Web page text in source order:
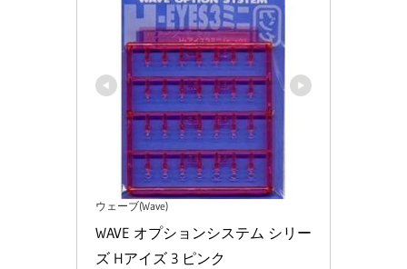
ウェーブ(Wave)
WAVE オプションシステム シリー
ズ Hアイズ 3 ピンク